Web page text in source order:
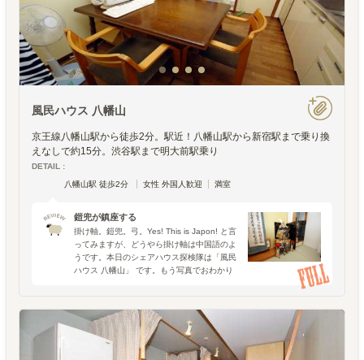
風民ハウス 八幡山
京王線八幡山駅から徒歩2分。駅近！八幡山駅から新宿駅まで乗り換
えなしで約15分。渋谷駅まで明大前駅乗り
DETAIL :
八幡山駅 徒歩2分
女性 外国人歓迎 満室
鎧兜が鎮座する
掛け軸。鎧兜。弓。Yes! This is Japon! と言
ってみますが、どうやら掛け軸は中国語のよ
うです。本日のシェアハウス探検隊は「風民
ハウス 八幡山」 です。もう写真でおわかり
らの斜め４５度の期待に応えてくれまし